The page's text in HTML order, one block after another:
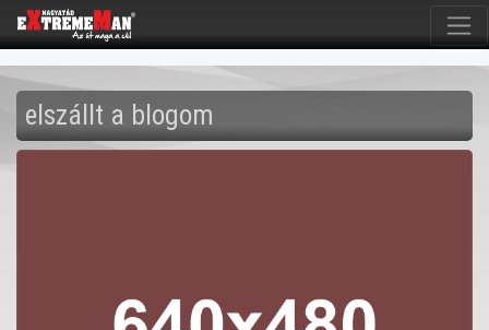
elszállt a blogom